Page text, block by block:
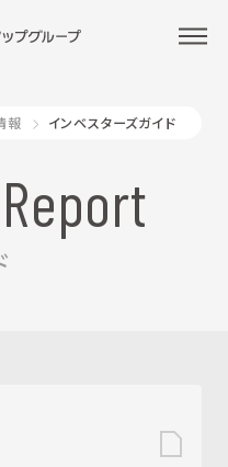
報 インベスターズガイド